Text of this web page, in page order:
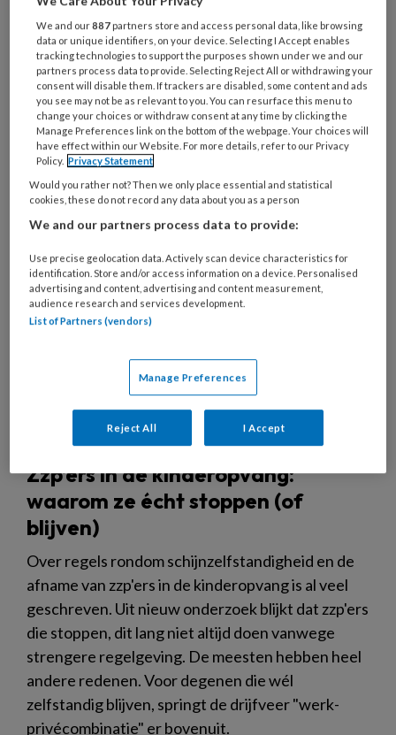
woon-werkverkeer wordt verhoogd voor de
sector kinderopvang. Deze tussentijdse wijziging
is op 1 juli ingegaan. We vroegen in een poll hoe
jullie naar werk gaan: 56% klikte op 'auto'.
1 JULI 2026 NIEUWS ZZP'ERS
Zzp’ers in de kinderopvang:
waarom ze écht stoppen (of
blijven)
Over regels rondom schijnzelfstandigheid en de
afname van zzp'ers in de kinderopvang is al veel
geschreven. Uit nieuw onderzoek blijkt dat zzp'ers
die stoppen, dit lang niet altijd doen vanwege
strengere regelgeving. De meesten hebben heel
andere redenen. Voor degenen die wél
zelfstandig blijven, springt de drijfveer "werk-
privécombinatie" er bovenuit.
We and our887 partners store and access personal data, like browsing
data or unique identifiers, on your device. Selecting I Accept enables
tracking technologies to support the purposes shown under we and our
partners process data to provide. Selecting Reject All or withdrawing your
consent will disable them. If trackers are disabled, some content and ads
you see may not be as relevant to you. You can resurface this menu to
change your choices or withdraw consent at any time by clicking the
Manage Preferences link on the bottom of the webpage. Your choices will
have effect within our Website. For more details, refer to our Privacy
Policy. Privacy Statement
Would you rather not? Then we only place essential and statistical
cookies, these do not record any data about you as a person
We and our partners process data to provide:
Use precise geolocation data. Actively scan device characteristics for
identification. Store and/or access information on a device. Personalised
advertising and content, advertising and content measurement,
audience research and services development.
List of Partners (vendors)
Manage Preferences
Reject All I Accept